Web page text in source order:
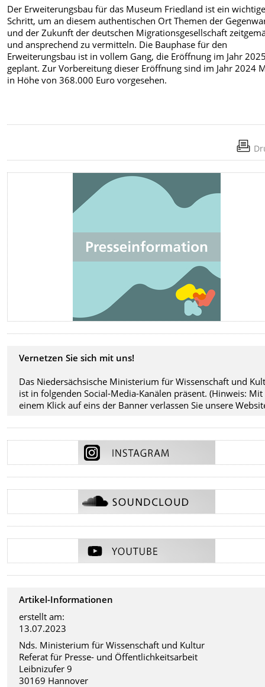
Der Erweiterungsbau für das Museum Friedland ist ein
Schritt, um an diesem authentischen Ort Themen der
und der Zukunft der deutschen Migrationsgesellschaft
und ansprechend zu vermitteln. Die Bauphase für den
Erweiterungsbau ist in vollem Gang, die Eröffnung im Jahr
geplant. Zur Vorbereitung dieser Eröffnung sind im Jahr 2024
in Höhe von 368.000 Euro vorgesehen.
Vernetzen Sie sich mit uns!
Das Niedersächsische Ministerium für Wissenschaft und
ist in folgenden Social-Media-Kanälen präsent. (Hinweis: Mit
einem Klick auf eins der Banner verlassen Sie unsere
Artikel-Informationen
erstellt am:
13.07.2023
Nds. Ministerium für Wissenschaft und Kultur
Referat für Presse- und Öffentlichkeitsarbeit
Leibnizufer 9
30169 Hannover